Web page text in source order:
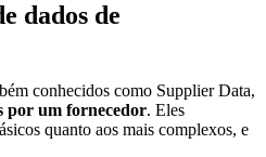
dados de
conhecidos como Supplier Data,
por um fornecedor. Eles
quanto aos mais complexos, e